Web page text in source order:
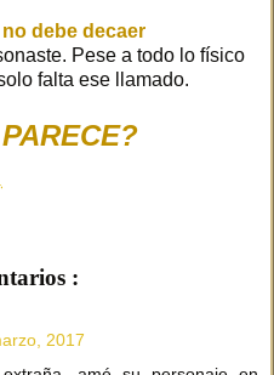
debe decaer
Pese a todo lo físico
falta ese llamado.
:
2017